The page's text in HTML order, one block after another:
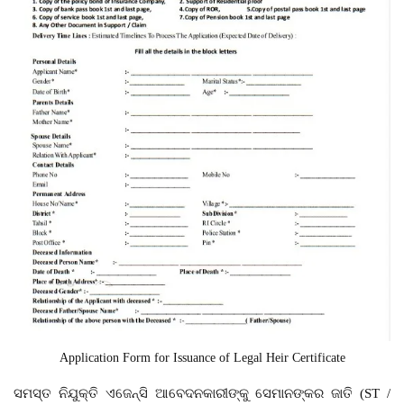
Application Form for Issuance of Legal Heir Certificate
ସମସ୍ତ ନିଯୁକ୍ତି ଏଜେନ୍ସି ଆବେଦନକାରୀଙ୍କୁ ସେମାନଙ୍କର ଜାତି (ST /